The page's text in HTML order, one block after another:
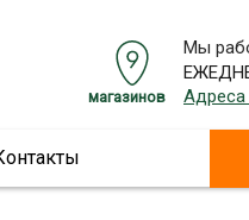
Мы
Адреса
магазинов